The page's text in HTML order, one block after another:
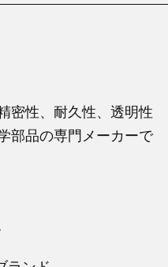
密性、耐久性、透明性
部品の専門メーカーで